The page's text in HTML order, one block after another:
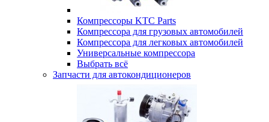
Компрессоры KTC Parts
Компрессора для грузовых автомобилей
Компрессора для легковых автомобилей
Универсальные компрессора
Выбрать всё
Запчасти для автокондиционеров